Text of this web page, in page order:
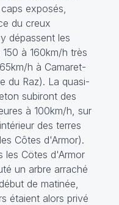
exposés,
du creux
dépassent les
à 160km/h très
h à Camaret-
du Raz). La quasi-
subiront des
à 100km/h, sur
des terres
Côtes d'Armor).
les Cötes d'Armor
un arbre arraché
de matinée,
étaient alors privé